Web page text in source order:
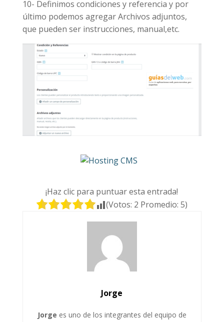
10- Definimos condiciones y referencia y por
último podemos agregar Archivos adjuntos,
que pueden ser instrucciones, manual,etc.
¡Haz clic para puntuar esta entrada!
(Votos: 2 Promedio:5)
Jorge
Jorge es uno de los integrantes del equipo de